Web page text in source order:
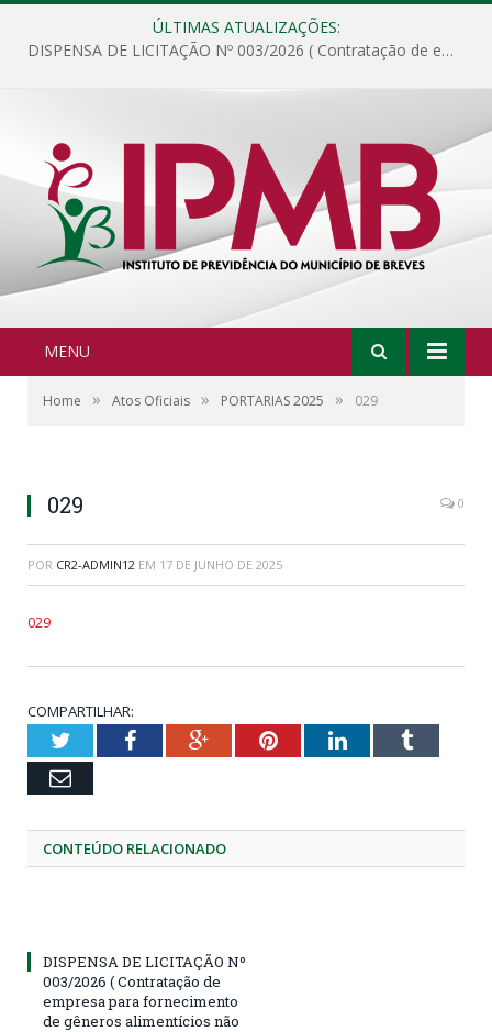
ÚLTIMAS ATUALIZAÇÕES:
DISPENSA DE LICITAÇÃO Nº 003/2026 ( Contratação de empresa para fornecimento de gêneros alimentícios não perecíveis, materiais de expediente, descartáveis, copa e cozinha, para análise e posterior publicação.)
MENU
Home » Atos Oficiais » PORTARIAS 2025 » 029
029 0
POR CR2-ADMIN12 EM 17 DE JUNHO DE 2025
029
COMPARTILHAR:
TwitterFacebookGoogle+PinterestLinkedInTumblr
Email
CONTEÚDO RELACIONADO
DISPENSA DE LICITAÇÃO Nº
003/2026 ( Contratação de
empresa para fornecimento
de gêneros alimentícios não